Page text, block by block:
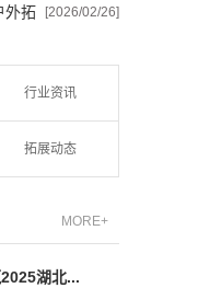
[2026/02/26]
外拓
行业资讯
拓展动态
MORE+
湖北...